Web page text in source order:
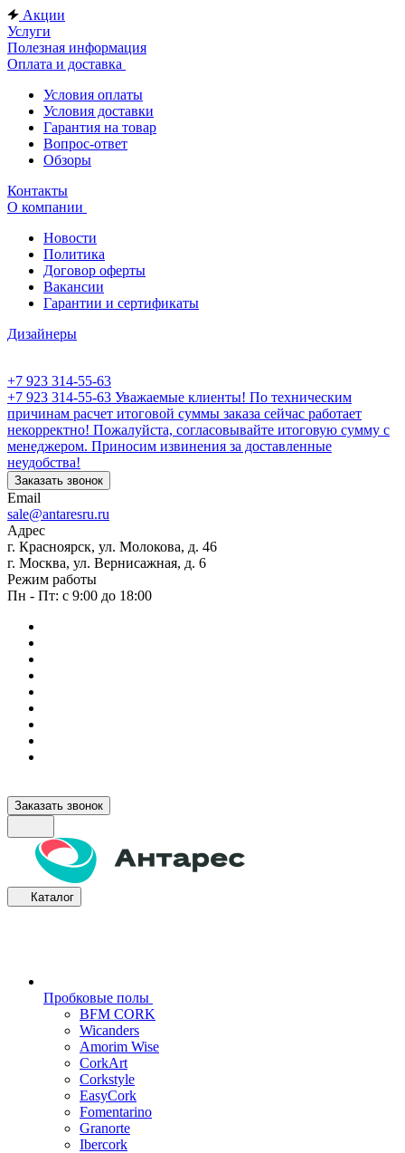
Акции
Услуги
Полезная информация
Оплата и доставка
Условия оплаты
Условия доставки
Гарантия на товар
Вопрос-ответ
Обзоры
Контакты
О компании
Новости
Политика
Договор оферты
Вакансии
Гарантии и сертификаты
Дизайнеры
+7 923 314-55-63
+7 923 314-55-63 Уважаемые клиенты! По техническим
причинам расчет итоговой суммы заказа сейчас работает
некорректно! Пожалуйста, согласовывайте итоговую сумму с
менеджером. Приносим извинения за доставленные
неудобства!
Заказать звонок
Email
sale@antaresru.ru
Адрес
г. Красноярск, ул. Молокова, д. 46
г. Москва, ул. Вернисажная, д. 6
Режим работы
Пн - Пт: с 9:00 до 18:00
Заказать звонок
Каталог
Пробковые полы
BFM CORK
Wicanders
Amorim Wise
CorkArt
Corkstyle
EasyCork
Fomentarino
Granorte
Ibercork